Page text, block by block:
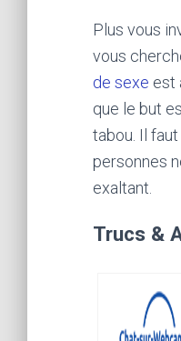
Plus vous
vous
de sexe est
que le but
tabou. Il
personnes
exaltant.
Trucs &